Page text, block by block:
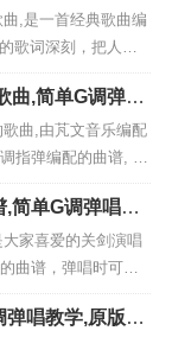
3张图
,是一首经典歌曲编
歌词深刻，把人们
好听又简单的吉它
它自学网为大家更新
！免登录,完全免费
存下载《一荤一素
曲,简单G调弹唱
简谱图
曲,由芃文音乐编配
指弹编配的曲谱, 歌
的弹唱曲谱,下面2张
新分享,有喜欢吉它
登录,完全免费六线
载 《借我》...
,简单G调弹唱教
指弹简谱图
家喜爱的关剑演唱
曲谱，弹唱时可不
G、Em、C、D、B
调，是非常优美好
弹唱教学,原版家